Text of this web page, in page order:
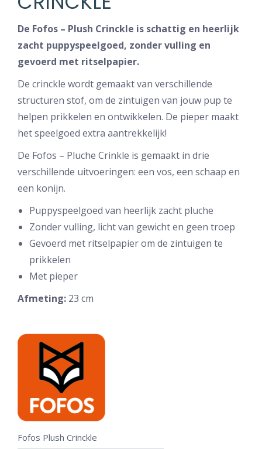
De Fofos – Plush Crinckle is schattig en heerlijk
zacht puppyspeelgoed, zonder vulling en
gevoerd met ritselpapier.
De crinckle wordt gemaakt van verschillende
structuren stof, om de zintuigen van jouw pup te
helpen prikkelen en ontwikkelen. De pieper maakt
het speelgoed extra aantrekkelijk!
De Fofos – Pluche Crinkle is gemaakt in drie
verschillende uitvoeringen: een vos, een schaap en
een konijn.
Puppyspeelgoed van heerlijk zacht pluche
Zonder vulling, licht van gewicht en geen troep
Gevoerd met ritselpapier om de zintuigen te
prikkelen
Met pieper
Afmeting: 23 cm
Fofos Plush Crinckle